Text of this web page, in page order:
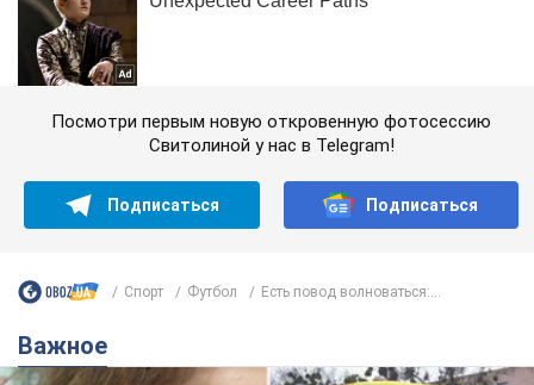
Посмотри первым новую откровенную фотосессию
Свитолиной у нас в Telegram!
Подписаться Подписаться
Спорт Футбол Есть повод волноваться:...
Важное